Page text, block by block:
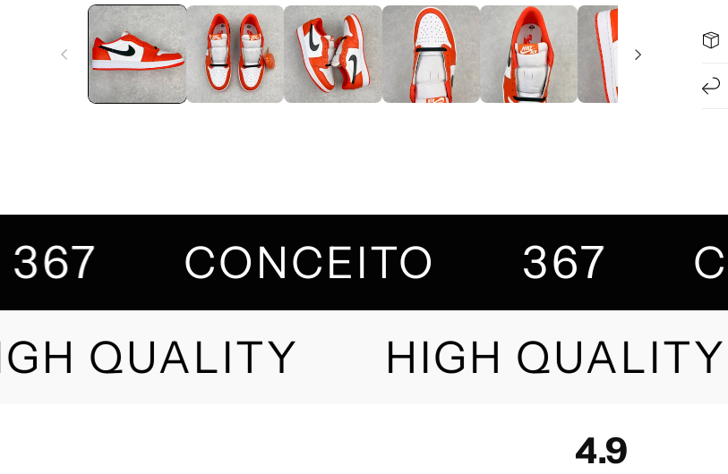
367 CONCEITO 367
QUALITY HIGH QUALITY
4.9